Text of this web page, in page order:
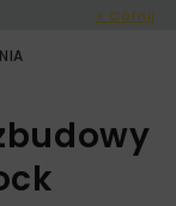
< Cofnij